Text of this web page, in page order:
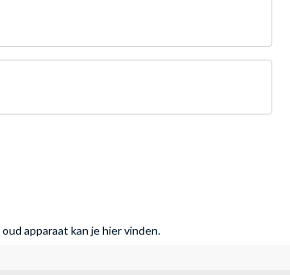
apparaat kan je hier vinden.